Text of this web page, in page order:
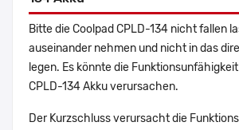
Bitte die Coolpad CPLD-134 nicht fallen
auseinander nehmen und nicht in das
legen. Es könnte die
CPLD-134 Akku verursachen.
Der Kurzschluss verursacht die